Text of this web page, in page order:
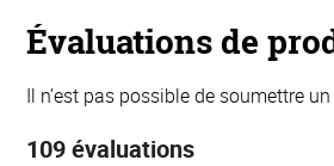
Évaluations de
Il n’est pas possible de soumettre
109 évaluations